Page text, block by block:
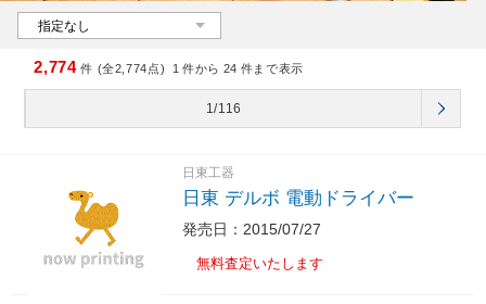
2,774 件 (全2,774点) 1 件から 24 件まで表示
1/116
日東工器
日東 デルボ 電動ドライバー
発売日：2015/07/27
無料査定いたします